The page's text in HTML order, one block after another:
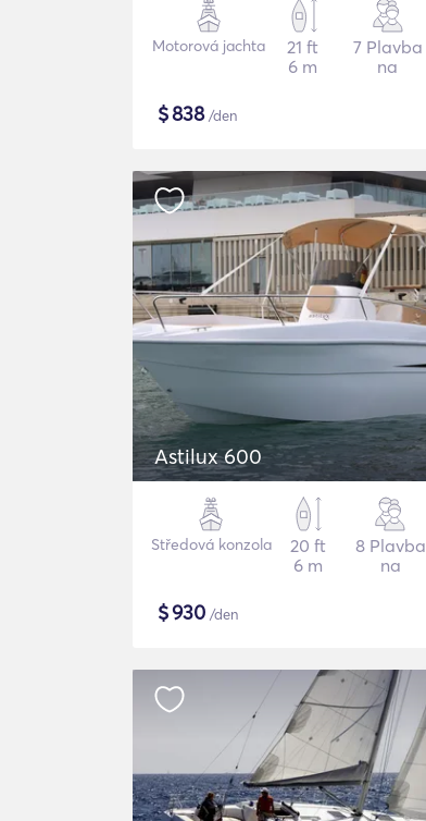
Motorová jachta
21 ft
6 m
7 Plavba
na
$838/den
Astilux 600
Středová konzola
20 ft
6 m
8 Plavba
na
$930 /den